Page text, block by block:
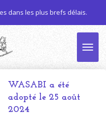
délais.
s'adaptera le
WASABI a été
adopté le 25 août
2024